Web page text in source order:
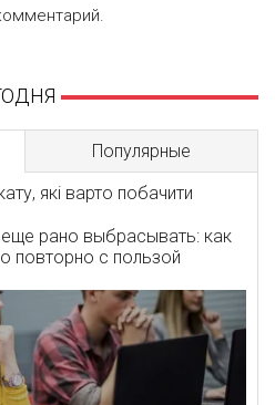
Популярные
які варто побачити
рано выбрасывать: как
повторно с пользой